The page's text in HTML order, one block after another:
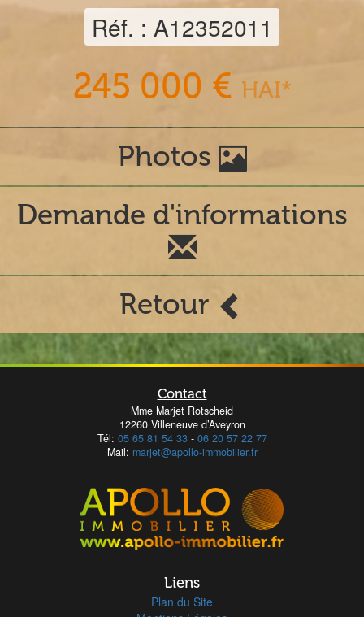
Réf. : A12352011
245 000 € HAI*
Photos
Demande d'informations
Retour
Contact
Mme Marjet Rotscheid
12260 Villeneuve d’Aveyron
Tél: 05 65 81 54 33- 06 20 57 22 77
Mail: marjet@apollo-immobilier.fr
Liens
Plan du Site